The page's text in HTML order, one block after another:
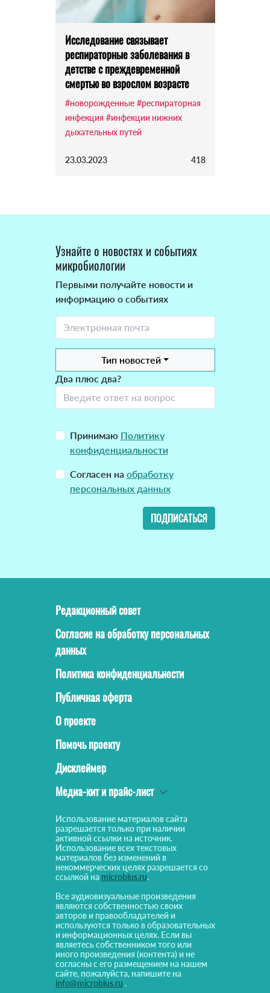
Исследование связывает
респираторные заболевания в
детстве с преждевременной
смертью во взрослом возрасте
#новорожденные #респираторная
инфекция #инфекции нижних
дыхательных путей
23.03.2023 418
Узнайте о новостях и событиях
микробиологии
Первыми получайте новости и
информацию о событиях
Тип новостей
Два плюс два?
Принимаю Политику
конфиденциальности
Согласен на обработку
персональных данных
ПОДПИСАТЬСЯ
Редакционный совет
Согласие на обработку персональных
данных
Политика конфиденциальности
Публичная оферта
О проекте
Помочь проекту
Дисклеймер
Медиа-кит и прайс-лист
Использование материалов сайта
разрешается только при наличии
активной ссылки на источник.
Использование всех текстовых
материалов без изменений в
некоммерческих целях разрешается со
ссылкой на microbius.ru.
Все аудиовизуальные произведения
являются собственностью своих
авторов и правообладателей и
используются только в образовательных
и информационных целях. Если вы
являетесь собственником того или
иного произведения (контента) и не
согласны с его размещением на нашем
сайте, пожалуйста, напишите на
info@microbius.ru .